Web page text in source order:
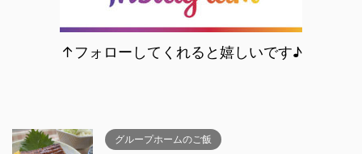
↑フォローしてくれると嬉しいです♪
グループホームのご飯